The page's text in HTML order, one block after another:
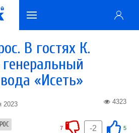
В гостях К.
«Исеть»
2023 4323
5
-2
7